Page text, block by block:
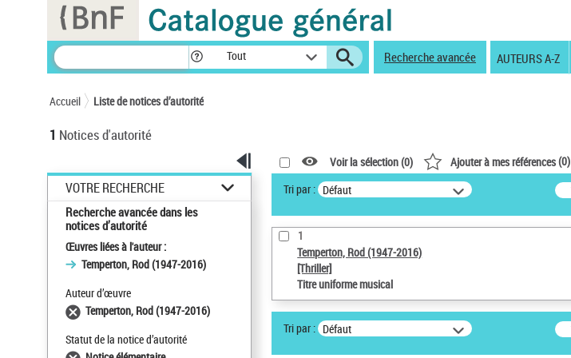
Tout Recherche avancée AUTEURS A-Z
Accueil Liste de notices d’autorité
1 Notices d'autorité
VOTRE RECHERCHE
Recherche avancée dans les
notices d’autorité
Œuvres liées à l'auteur :
Temperton, Rod (1947-2016)
Auteur d’œuvre
Temperton, Rod (1947-2016)
Statut de la notice d’autorité
Voir la sélection (0) Ajouter à mes références(0)
Tri par : Défaut
1
Temperton, Rod (1947-2016)
[Thriller]
Titre uniforme musical
Tri par : Défaut
Panneau de gestion des cookies